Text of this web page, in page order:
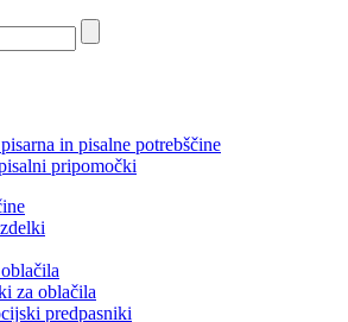
in pisalne potrebščine
pripomočki
za oblačila
predpasniki